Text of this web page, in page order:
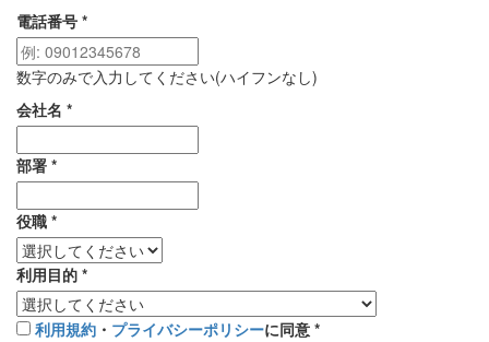
電話番号 *
数字のみで入力してください(ハイフンなし)
会社名 *
部署 *
役職 *
利用目的 *
利用規約 ・ プライバシーポリシーに同意 *